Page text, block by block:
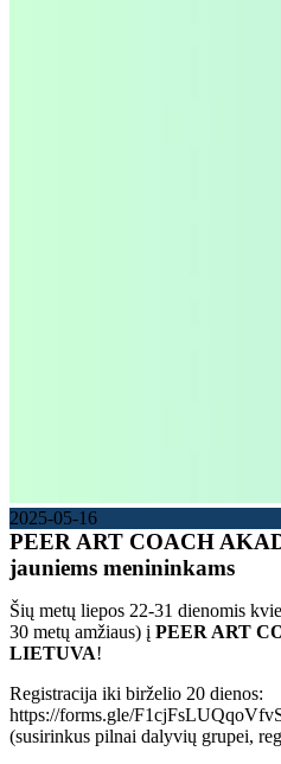
2025-05-16
PEER ART COACH
jauniems menininkams
Šių metų liepos 22-31 dienomis
30 metų amžiaus) į PEER ART
LIETUVA!
Registracija iki birželio 20 dienos:
https://forms.gle/
(susirinkus pilnai dalyvių grupei,